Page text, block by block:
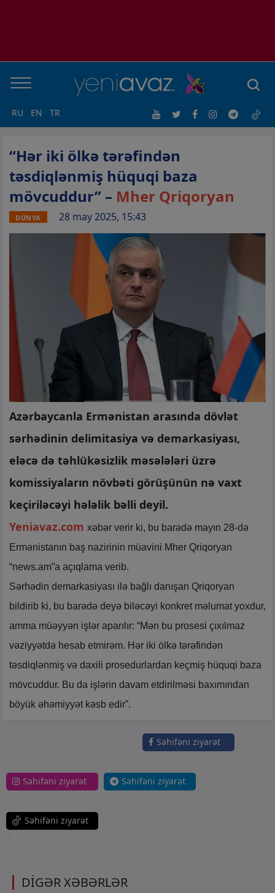
RU EN TR
“Hər iki ölkə tərəfindən
təsdiqlənmiş hüquqi baza
mövcuddur” – Mher Qriqoryan
DÜNYA 28 may 2025, 15:43
Azərbaycanla Ermənistan arasında dövlət
sərhədinin delimitasiya və demarkasiyası,
eləcə də təhlükəsizlik məsələləri üzrə
komissiyaların növbəti görüşünün nə vaxt
keçiriləcəyi hələlik bəlli deyil.
Yeniavaz.com xəbər verir ki, bu barədə mayın 28-də
Ermənistanın baş nazirinin müavini Mher Qriqoryan
“news.am”a açıqlama verib.
Sərhədin demarkasiyası ilə bağlı danışan Qriqoryan
bildirib ki, bu barədə deyə biləcəyi konkret məlumat yoxdur,
amma müəyyən işlər aparılır: “Mən bu prosesi çıxılmaz
vəziyyətdə hesab etmirəm. Hər iki ölkə tərəfindən
təsdiqlənmiş və daxili prosedurlardan keçmiş hüquqi baza
mövcuddur. Bu da işlərin davam etdirilməsi baxımından
böyük əhəmiyyət kəsb edir”.
Səhifəni ziyarət
Səhifəni ziyarət
Səhifəni ziyarət
Səhifəni ziyarət
DİGƏR XƏBƏRLƏR